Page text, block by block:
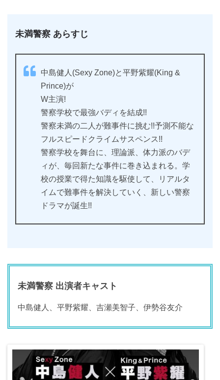
未満警察 あらすじ
中島健人(Sexy Zone)と平野紫耀(King &
Prince)が
W主演!
警察学校で最強バディを結成!!
警察未満の二人が難事件に挑む!!予測不能な
フルスピードクライムサスペンス!!
警察学校を舞台に、理論派、体力派のバデ
ィが、毎回新たな事件に巻き込まれる。学
校の授業で得た知識を駆使して、リアルタ
イムで難事件を解決していく、新しい警察
ドラマが誕生!!
未満警察 出演者キャスト
中島健人、平野紫耀、吉瀬美智子、伊勢谷友介